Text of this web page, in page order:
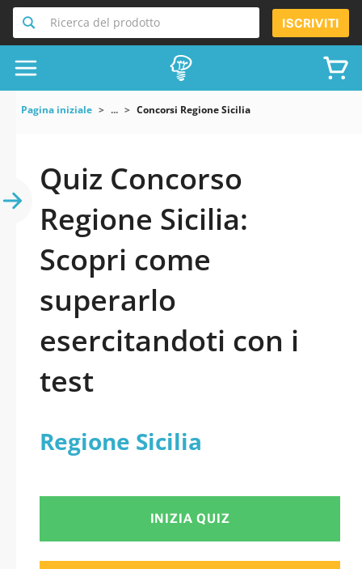
Ricerca del prodotto ISCRIVITI
Pagina iniziale ... Concorsi Regione Sicilia
Quiz Concorso
Regione Sicilia:
Scopri come
superarlo
esercitandoti con i
test
Regione Sicilia
INIZIA QUIZ